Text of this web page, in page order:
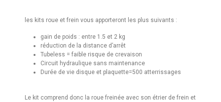
les kits roue et frein vous apporteront les plus suivants :
gain de poids : entre 1.5 et 2 kg
réduction de la distance d’arrêt
Tubeless = faible risque de crevaison
Circuit hydraulique sans maintenance
Durée de vie disque et plaquette=500 atterrissages
Le kit comprend donc la roue freinée avec son étrier de frein et